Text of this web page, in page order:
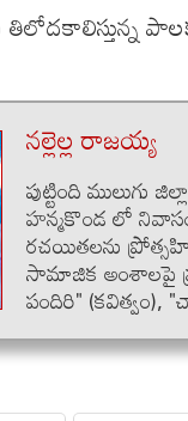
నల్లెల్ల రాజయ్య
పుట్టింది ములుగు
హన్మకొండ లో నివాసం
రచయితలను
సామాజిక అంశాలపై
పందిరి" (కవిత్వం),